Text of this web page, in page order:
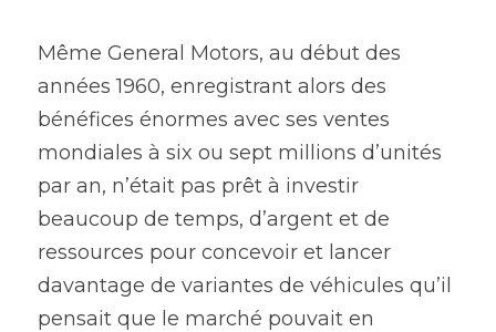
Même General Motors, au début des
années 1960, enregistrant alors des
bénéfices énormes avec ses ventes
mondiales à six ou sept millions d’unités
par an, n’était pas prêt à investir
beaucoup de temps, d’argent et de
ressources pour concevoir et lancer
davantage de variantes de véhicules qu’il
pensait que le marché pouvait en